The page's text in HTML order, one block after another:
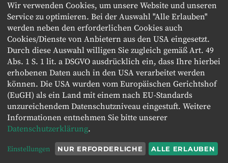
Wir verwenden Cookies, um unsere Website und unseren
Service zu optimieren. Bei der Auswahl "Alle Erlauben"
werden neben den erforderlichen Cookies auch
Cookies/Dienste von Anbietern aus den USA eingesetzt.
Durch diese Auswahl willigen Sie zugleich gemäß Art. 49
Abs. 1 S. 1 lit. a DSGVO ausdrücklich ein, dass Ihre hierbei
erhobenen Daten auch in den USA verarbeitet werden
können. Die USA wurden vom Europäischen Gerichtshof
(EuGH) als ein Land mit einem nach EU-Standards
unzureichendem Datenschutzniveau eingestuft. Weitere
Informationen entnehmen Sie bitte unserer
Datenschutzerklärung.
Einstellungen NUR ERFORDERLICHE ALLE ERLAUBEN